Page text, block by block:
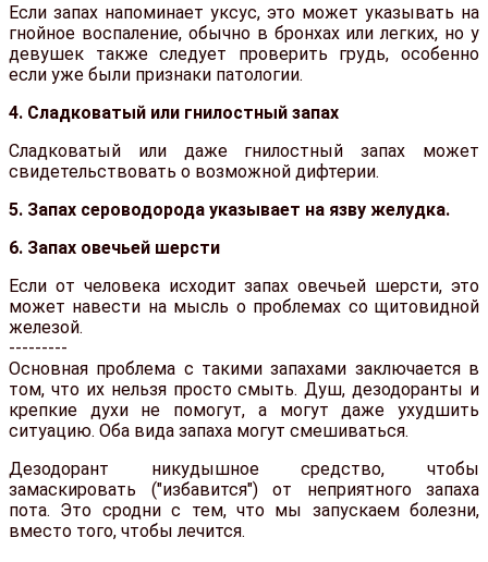
Если запах напоминает уксус, это может указывать на
гнойное воспаление, обычно в бронхах или легких, но у
девушек также следует проверить грудь, особенно
если уже были признаки патологии.
4. Сладковатый или гнилостный запах
Сладковатый или даже гнилостный запах может
свидетельствовать о возможной дифтерии.
5. Запах сероводорода указывает на язву желудка.
6. Запах овечьей шерсти
Если от человека исходит запах овечьей шерсти, это
может навести на мысль о проблемах со щитовидной
железой.
---------
Основная проблема с такими запахами заключается в
том, что их нельзя просто смыть. Душ, дезодоранты и
крепкие духи не помогут, а могут даже ухудшить
ситуацию. Оба вида запаха могут смешиваться.
Дезодорант никудышное средство, чтобы
замаскировать ("избавится") от неприятного запаха
пота. Это сродни с тем, что мы запускаем болезни,
вместо того, чтобы лечится.